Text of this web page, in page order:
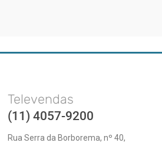
Televendas
(11) 4057-9200
Rua Serra da Borborema, nº 40,